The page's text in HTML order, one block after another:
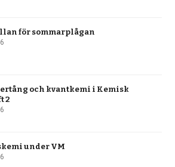
för sommarplågan
och kvantkemi i Kemisk
2
under VM